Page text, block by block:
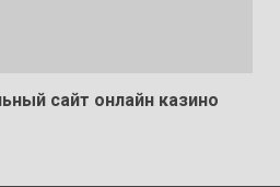
сайт онлайн казино